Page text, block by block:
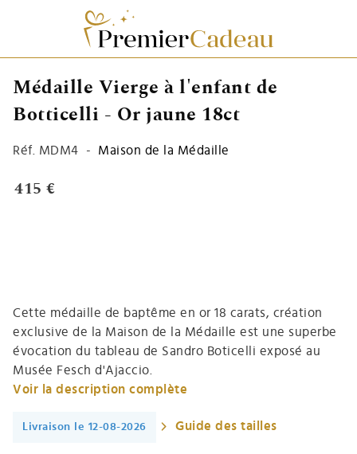
Médaille Vierge à l'enfant de
Botticelli - Or jaune 18ct
Réf. MDM4 - Maison de la Médaille
415 €
Cette médaille de baptême en or 18 carats, création
exclusive de la Maison de la Médaille est une superbe
évocation du tableau de Sandro Boticelli exposé au
Musée Fesch d'Ajaccio.
Voir la description complète
Livraison le 12-08-2026 Guide des tailles